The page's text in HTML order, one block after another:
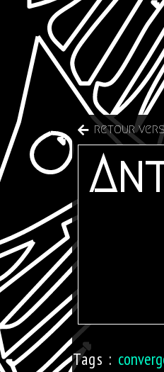
retour
Tags :